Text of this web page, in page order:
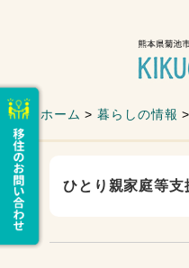
ホーム >暮らしの情報 >
ひとり親家庭等支